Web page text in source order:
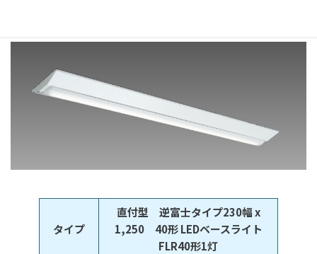
タイプ
直付型 逆富士タイプ230幅 x
1,250 40形 LEDベースライト
FLR40形1灯